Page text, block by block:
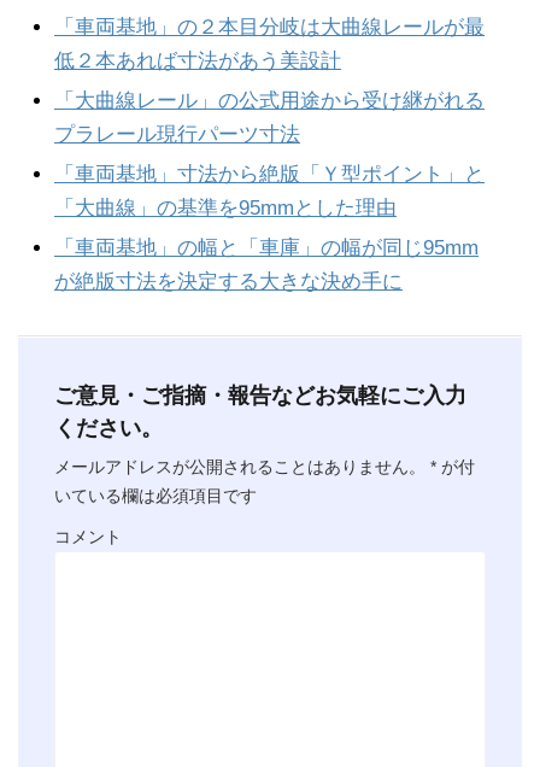
「車両基地」の２本目分岐は大曲線レールが最
低２本あれば寸法があう美設計
「大曲線レール」の公式用途から受け継がれる
プラレール現行パーツ寸法
「車両基地」寸法から絶版「Ｙ型ポイント」と
「大曲線」の基準を95mmとした理由
「車両基地」の幅と「車庫」の幅が同じ95mm
が絶版寸法を決定する大きな決め手に
ご意見・ご指摘・報告などお気軽にご入力
ください。
メールアドレスが公開されることはありません。 * が付
いている欄は必須項目です
コメント